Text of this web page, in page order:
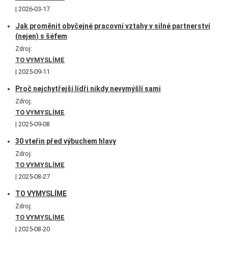
2026-03-17
Jak proměnit obyčejné pracovní vztahy v silné partnerství
(nejen) s šéfem
Zdroj:
TO VYMYSLÍME
2025-09-11
Proč nejchytřejší lídři nikdy nevymýšlí sami
Zdroj:
TO VYMYSLÍME
2025-09-08
30 vteřin před výbuchem hlavy
Zdroj:
TO VYMYSLÍME
2025-08-27
TO VYMYSLÍME
Zdroj:
TO VYMYSLÍME
2025-08-20